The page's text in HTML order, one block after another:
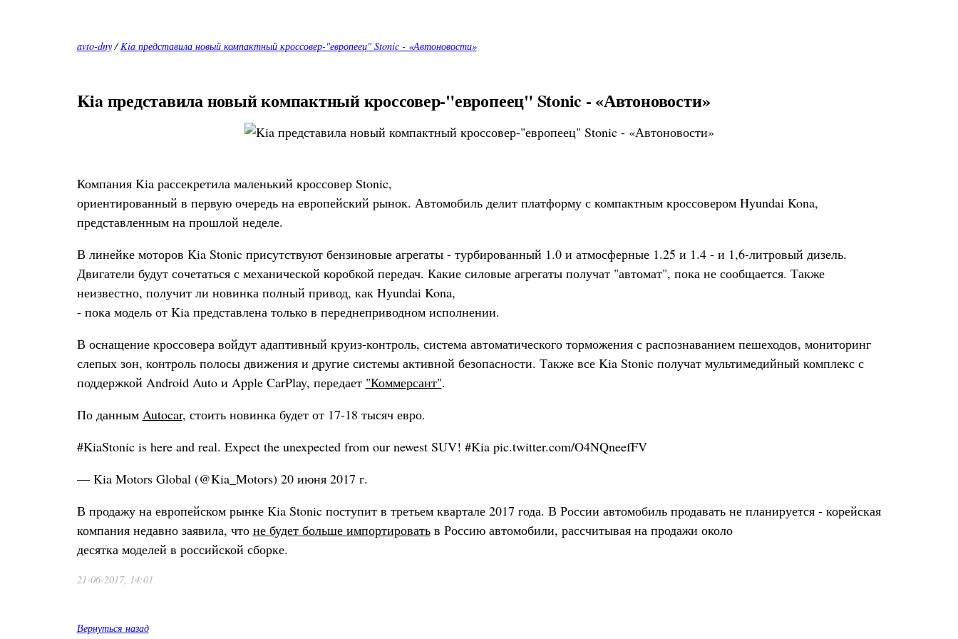
avto-dny/Kia представила новый компактный кроссовер-"европеец" Stonic - «Автоновости»
Kia представила новый компактный кроссовер-"европеец" Stonic - «Автоновости»
Компания Kia рассекретила маленький кроссовер Stonic,
ориентированный в первую очередь на европейский рынок. Автомобиль делит платформу с компактным кроссовером Hyundai Kona,
представленным на прошлой неделе.
В линейке моторов Kia Stonic присутствуют бензиновые агрегаты - турбированный 1.0 и атмосферные 1.25 и 1.4 - и 1,6-литровый дизель.
Двигатели будут сочетаться с механической коробкой передач. Какие силовые агрегаты получат "автомат", пока не сообщается. Также
неизвестно, получит ли новинка полный привод, как Hyundai Kona,
- пока модель от Kia представлена только в переднеприводном исполнении.
В оснащение кроссовера войдут адаптивный круиз-контроль, система автоматического торможения с распознаванием пешеходов, мониторинг
слепых зон, контроль полосы движения и другие системы активной безопасности. Также все Kia Stonic получат мультимедийный комплекс с
поддержкой Android Auto и Apple CarPlay, передает "Коммерсант".
По данным Autocar, стоить новинка будет от 17-18 тысяч евро.
#KiaStonic is here and real. Expect the unexpected from our newest SUV! #Kia pic.twitter.com/O4NQneefFV
— Kia Motors Global (@Kia_Motors) 20 июня 2017 г.
В продажу на европейском рынке Kia Stonic поступит в третьем квартале 2017 года. В России автомобиль продавать не планируется - корейская
компания недавно заявила, что не будет больше импортироватьв Россию автомобили, рассчитывая на продажи около
десятка моделей в российской сборке.
21-06-2017, 14:01
Вернуться назад